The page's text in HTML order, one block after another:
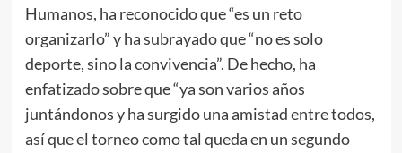
Humanos, ha reconocido que “es un reto
organizarlo” y ha subrayado que “no es solo
deporte, sino la convivencia”. De hecho, ha
enfatizado sobre que “ya son varios años
juntándonos y ha surgido una amistad entre todos,
así que el torneo como tal queda en un segundo